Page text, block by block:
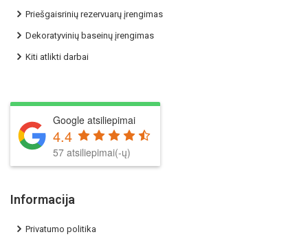
Priešgaisrinių rezervuarų įrengimas
Dekoratyvinių baseinų įrengimas
Kiti atlikti darbai
Google atsiliepimai
4.4
57 atsiliepimai(-ų)
Informacija
Privatumo politika